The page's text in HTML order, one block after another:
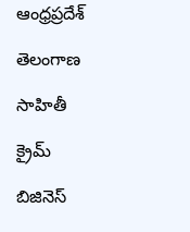
ఆంధ్రప్రదేశ్
తెలంగాణ
సాహితీ
క్రైమ్
బిజినెస్